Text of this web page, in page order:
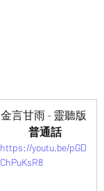
金言甘雨 - 靈聽版
普通話
https://youtu.be/pGD
ChPuKsR8